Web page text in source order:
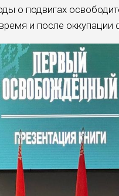
о подвигах
и после